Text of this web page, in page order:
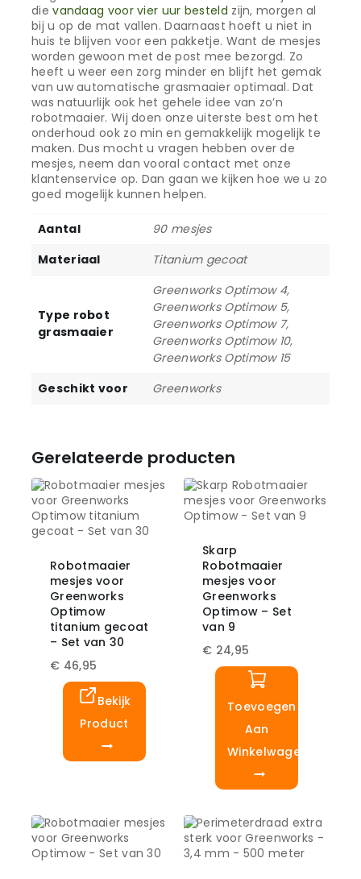
dievandaag voor vier uur besteld zijn, morgen al
bij u op de mat vallen. Daarnaast hoeft u niet in
huis te blijven voor een pakketje. Want de mesjes
worden gewoon met de post mee bezorgd. Zo
heeft u weer een zorg minder en blijft het gemak
van uw automatische grasmaaier optimaal. Dat
was natuurlijk ook het gehele idee van zo’n
robotmaaier. Wij doen onze uiterste best om het
onderhoud ook zo min en gemakkelijk mogelijk te
maken. Dus mocht u vragen hebben over de
mesjes, neem dan vooral contact met onze
klantenservice op. Dan gaan we kijken hoe we u zo
goed mogelijk kunnen helpen.
Aantal
90 mesjes
Materiaal
Titanium gecoat
Type robot
grasmaaier
Greenworks Optimow 4,
Greenworks Optimow 5,
Greenworks Optimow 7,
Greenworks Optimow 10,
Greenworks Optimow 15
Geschikt voor
Greenworks
Gerelateerde producten
Robotmaaier
mesjes voor
Greenworks
Optimow
titanium gecoat
– Set van 30
€ 46,95
Bekijk
Product
Skarp
Robotmaaier
mesjes voor
Greenworks
Optimow – Set
van 9
€ 24,95
Toevoegen
Aan
Winkelwagen